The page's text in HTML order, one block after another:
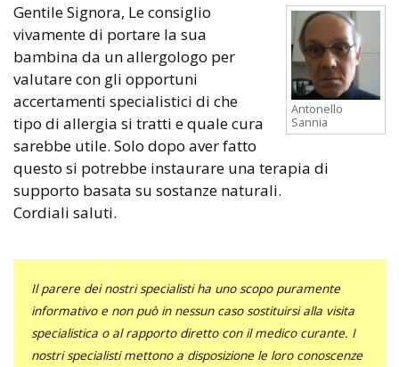
Antonello
Sannia
Gentile Signora, Le consiglio
vivamente di portare la sua
bambina da un allergologo per
valutare con gli opportuni
accertamenti specialistici di che
tipo di allergia si tratti e quale cura
sarebbe utile. Solo dopo aver fatto
questo si potrebbe instaurare una terapia di
supporto basata su sostanze naturali.
Cordiali saluti.
Il parere dei nostri specialisti ha uno scopo puramente
informativo e non può in nessun caso sostituirsi alla visita
specialistica o al rapporto diretto con il medico curante. I
nostri specialisti mettono a disposizione le loro conoscenze